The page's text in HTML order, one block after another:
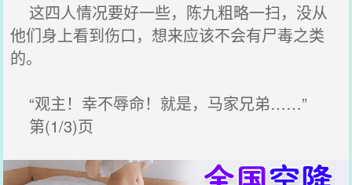
这四人情况要好一些，陈九粗略一扫，没从
他们身上看到伤口，想来应该不会有尸毒之类
的。
“观主！幸不辱命！就是，马家兄弟……”
第(1/3)页